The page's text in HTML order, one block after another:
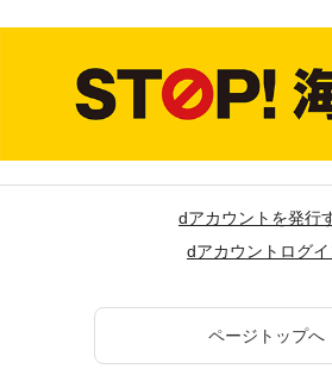
dアカウントを発行
dアカウントログイ
ページトップへ